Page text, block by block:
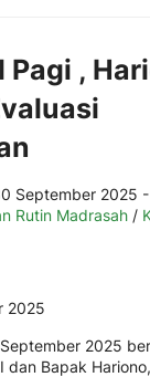
,
September 2025
Rutin Madrasah /
2025
2025
dan Bapak